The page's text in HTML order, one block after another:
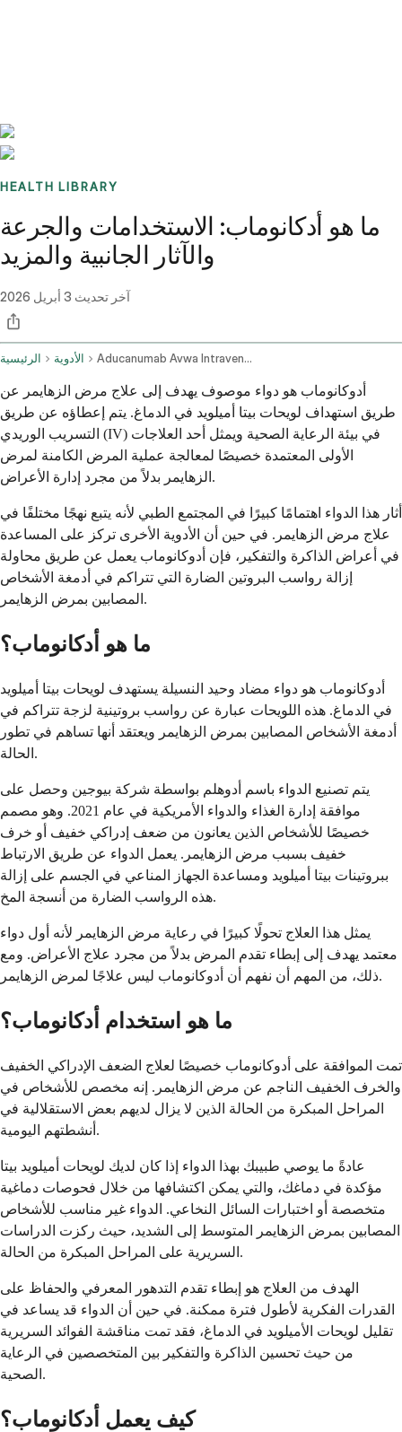
HEALTH LIBRARY
ما هو أدكانوماب: الاستخدامات والجرعة
والآثار الجانبية والمزيد
آخر تحديث 3 أبريل 2026
الرئيسية الأدوية Aducanumab Avwa Intravenous Route
أدوكانوماب هو دواء موصوف يهدف إلى علاج مرض الزهايمر عن
طريق استهداف لويحات بيتا أميلويد في الدماغ. يتم إعطاؤه عن طريق
التسريب الوريدي (IV) في بيئة الرعاية الصحية ويمثل أحد العلاجات
الأولى المعتمدة خصيصًا لمعالجة عملية المرض الكامنة لمرض
الزهايمر بدلاً من مجرد إدارة الأعراض.
أثار هذا الدواء اهتمامًا كبيرًا في المجتمع الطبي لأنه يتبع نهجًا مختلفًا في
علاج مرض الزهايمر. في حين أن الأدوية الأخرى تركز على المساعدة
في أعراض الذاكرة والتفكير، فإن أدوكانوماب يعمل عن طريق محاولة
إزالة رواسب البروتين الضارة التي تتراكم في أدمغة الأشخاص
المصابين بمرض الزهايمر.
ما هو أدكانوماب؟
أدوكانوماب هو دواء مضاد وحيد النسيلة يستهدف لويحات بيتا أميلويد
في الدماغ. هذه اللويحات عبارة عن رواسب بروتينية لزجة تتراكم في
أدمغة الأشخاص المصابين بمرض الزهايمر ويعتقد أنها تساهم في تطور
الحالة.
يتم تصنيع الدواء باسم أدوهلم بواسطة شركة بيوجين وحصل على
موافقة إدارة الغذاء والدواء الأمريكية في عام 2021. وهو مصمم
خصيصًا للأشخاص الذين يعانون من ضعف إدراكي خفيف أو خرف
خفيف بسبب مرض الزهايمر. يعمل الدواء عن طريق الارتباط
ببروتينات بيتا أميلويد ومساعدة الجهاز المناعي في الجسم على إزالة
هذه الرواسب الضارة من أنسجة المخ.
يمثل هذا العلاج تحولًا كبيرًا في رعاية مرض الزهايمر لأنه أول دواء
معتمد يهدف إلى إبطاء تقدم المرض بدلاً من مجرد علاج الأعراض. ومع
ذلك، من المهم أن نفهم أن أدوكانوماب ليس علاجًا لمرض الزهايمر.
ما هو استخدام أدكانوماب؟
تمت الموافقة على أدوكانوماب خصيصًا لعلاج الضعف الإدراكي الخفيف
والخرف الخفيف الناجم عن مرض الزهايمر. إنه مخصص للأشخاص في
المراحل المبكرة من الحالة الذين لا يزال لديهم بعض الاستقلالية في
أنشطتهم اليومية.
عادةً ما يوصي طبيبك بهذا الدواء إذا كان لديك لويحات أميلويد بيتا
مؤكدة في دماغك، والتي يمكن اكتشافها من خلال فحوصات دماغية
متخصصة أو اختبارات السائل النخاعي. الدواء غير مناسب للأشخاص
المصابين بمرض الزهايمر المتوسط إلى الشديد، حيث ركزت الدراسات
السريرية على المراحل المبكرة من الحالة.
الهدف من العلاج هو إبطاء تقدم التدهور المعرفي والحفاظ على
القدرات الفكرية لأطول فترة ممكنة. في حين أن الدواء قد يساعد في
تقليل لويحات الأميلويد في الدماغ، فقد تمت مناقشة الفوائد السريرية
من حيث تحسين الذاكرة والتفكير بين المتخصصين في الرعاية
الصحية.
كيف يعمل أدكانوماب؟